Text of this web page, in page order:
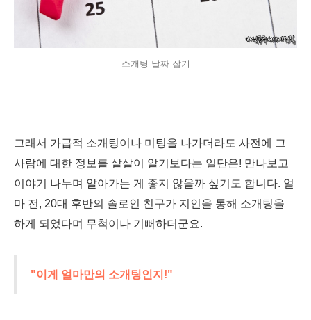
소개팅 날짜 잡기
그래서 가급적 소개팅이나 미팅을 나가더라도 사전에 그
사람에 대한 정보를 샅샅이 알기보다는 일단은! 만나보고
이야기 나누며 알아가는 게 좋지 않을까 싶기도 합니다. 얼
마 전, 20대 후반의 솔로인 친구가 지인을 통해 소개팅을
하게 되었다며 무척이나 기뻐하더군요.
"이게 얼마만의 소개팅인지!"